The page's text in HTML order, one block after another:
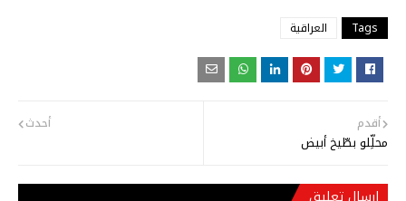
Tags العراقية
أحدث أقدم
محلِّلو بطّيخ أبيض